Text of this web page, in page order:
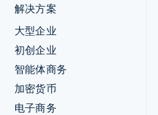
解决方案
大型企业
初创企业
智能体商务
加密货币
电子商务